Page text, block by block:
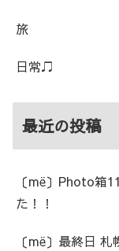
旅
日常♫
最近の投稿
〔më〕Photo箱
た！！
〔më〕最終日